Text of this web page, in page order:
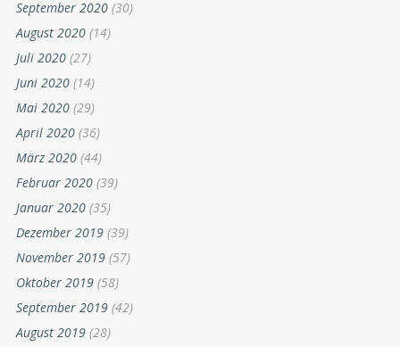
September 2020 (30)
August 2020 (14)
Juli 2020 (27)
Juni 2020 (14)
Mai 2020 (29)
April 2020 (36)
März 2020 (44)
Februar 2020 (39)
Januar 2020 (35)
Dezember 2019 (39)
November 2019 (57)
Oktober 2019 (58)
September 2019 (42)
August 2019 (28)